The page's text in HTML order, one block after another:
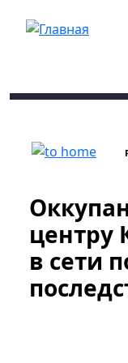
центру
в сети